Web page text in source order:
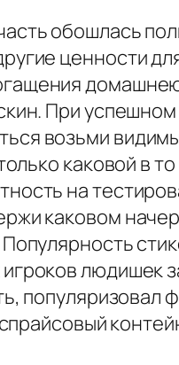
обошлась
ценности
При
возьми
каковой в
на
каковом
людишек
популяризовал